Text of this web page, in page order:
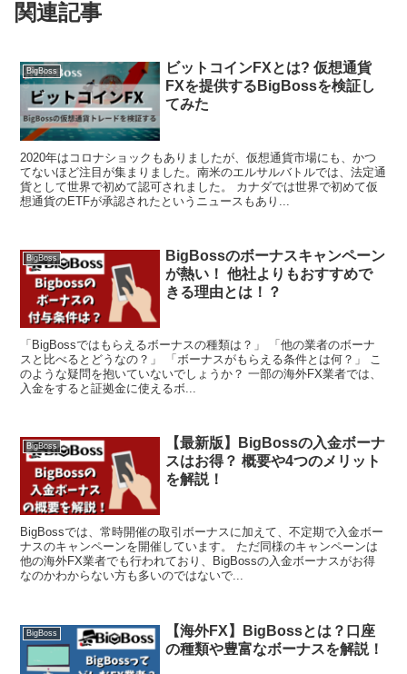
関連記事
BigBoss
ビットコインFXとは? 仮想通貨
FXを提供するBigBossを検証し
てみた
2020年はコロナショックもありましたが、仮想通貨市場にも、かつ
てないほど注目が集まりました。南米のエルサルバトルでは、法定通
貨として世界で初めて認可されました。 カナダでは世界で初めて仮
想通貨のETFが承認されたというニュースもあり...
BigBoss
BigBossのボーナスキャンペーン
が熱い！ 他社よりもおすすめで
きる理由とは！？
「BigBossではもらえるボーナスの種類は？」 「他の業者のボーナ
スと比べるとどうなの？」 「ボーナスがもらえる条件とは何？」 こ
のような疑問を抱いていないでしょうか？ 一部の海外FX業者では、
入金をすると証拠金に使えるボ...
BigBoss
【最新版】BigBossの入金ボーナ
スはお得？ 概要や4つのメリット
を解説！
BigBossでは、常時開催の取引ボーナスに加えて、不定期で入金ボー
ナスのキャンペーンを開催しています。 ただ同様のキャンペーンは
他の海外FX業者でも行われており、BigBossの入金ボーナスがお得
なのかわからない方も多いのではないで...
BigBoss
【海外FX】BigBossとは？口座
の種類や豊富なボーナスを解説！